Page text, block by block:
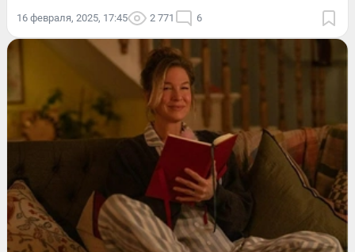
16 февраля, 2025, 17:45 2 771 6